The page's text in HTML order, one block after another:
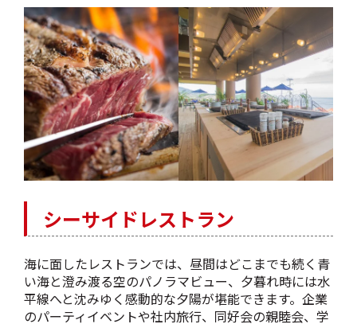
シーサイドレストラン
海に面したレストランでは、昼間はどこまでも続く青
い海と澄み渡る空のパノラマビュー、夕暮れ時には水
平線へと沈みゆく感動的な夕陽が堪能できます。企業
のパーティイベントや社内旅行、同好会の親睦会、学